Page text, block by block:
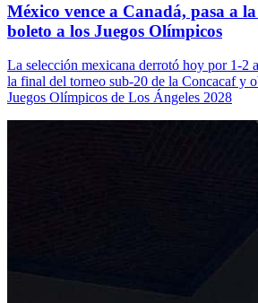
México vence a Canadá, pasa a
boleto a los Juegos Olímpicos
La selección mexicana derrotó hoy por 1-2
la final del torneo sub-20 de la Concacaf y
Juegos Olímpicos de Los Ángeles 2028